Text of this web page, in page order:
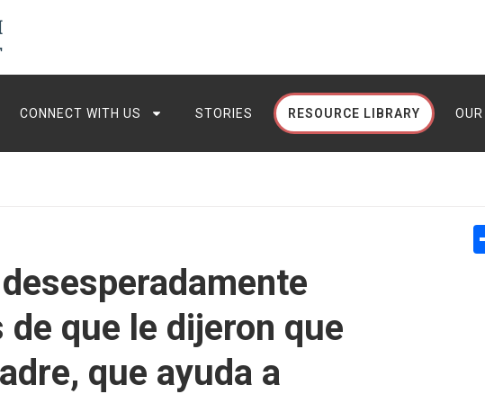
CONNECT WITH US STORIES RESOURCE LIBRARY
que le dijeron que
que ayuda a